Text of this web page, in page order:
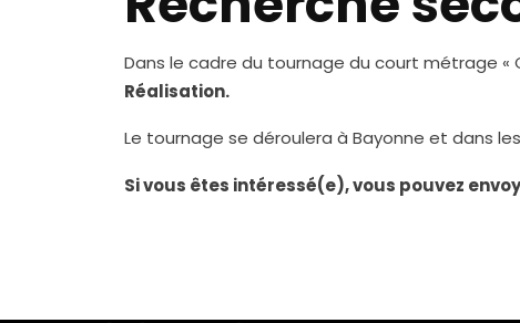
Dans le cadre du tournage du court métrage «
Réalisation.
Le tournage se déroulera à Bayonne et dans
Si vous êtes intéressé(e), vous pouvez